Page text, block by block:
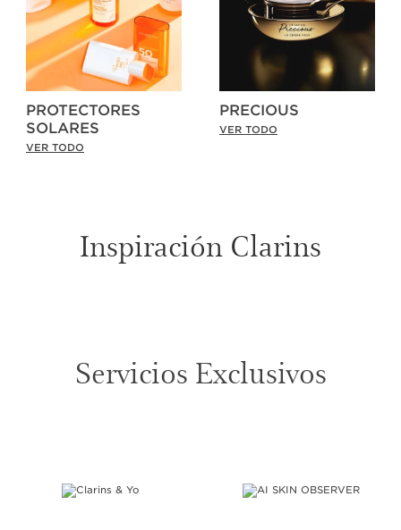
PROTECTORES
SOLARES
VER TODO
PRECIOUS
VER TODO
Inspiración Clarins
Servicios Exclusivos